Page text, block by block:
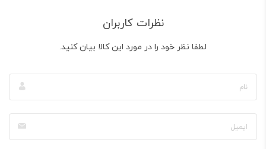
نظرات کاربران
لطفا نظر خود را در مورد این کالا بیان کنید.